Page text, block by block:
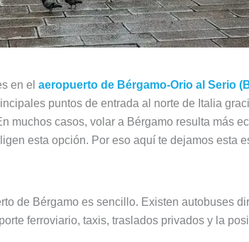
en el aeropuerto de Bérgamo-Orio al Serio
puntos de entrada al norte de Italia
muchos casos, volar a Bérgamo resulta más
esta opción. Por eso aquí te dejamos esta
de Bérgamo es sencillo. Existen autobuses
ferroviario, taxis, traslados privados y la